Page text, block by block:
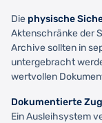
Die physische
Aktenschränke der
Archive sollten in
untergebracht
wertvollen
Dokumentierte
Ein Ausleihsystem